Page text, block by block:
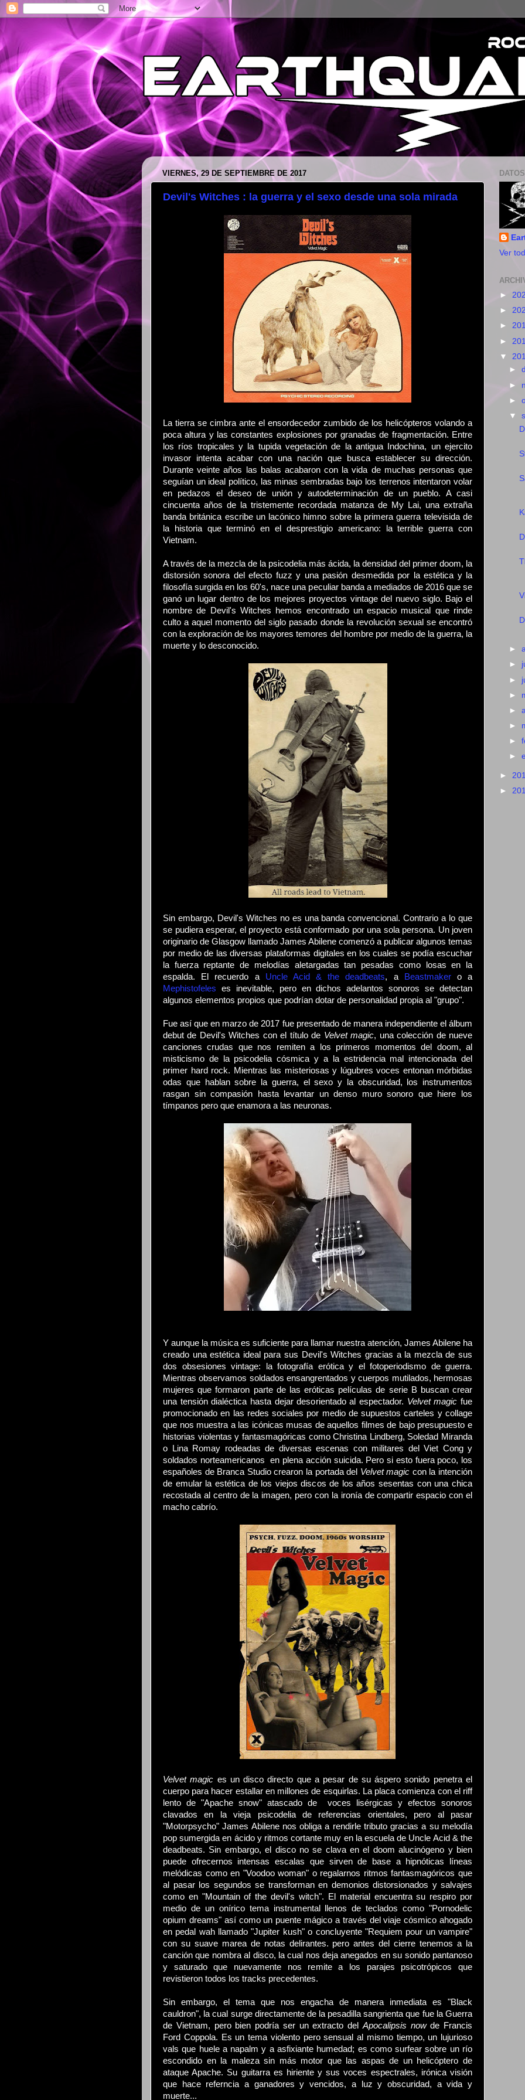
VIERNES, 29 DE SEPTIEMBRE DE 2017
Devil's Witches : la guerra y el sexo desde una sola mirada
La tierra se cimbra ante el ensordecedor zumbido de los helicópteros volando a
poca altura y las constantes explosiones por granadas de fragmentación. Entre
los ríos tropicales y la tupida vegetación de la antigua Indochina, un ejercito
invasor intenta acabar con una nación que busca establecer su dirección.
Durante veinte años las balas acabaron con la vida de muchas personas que
seguían un ideal político, las minas sembradas bajo los terrenos intentaron volar
en pedazos el deseo de unión y autodeterminación de un pueblo. A casi
cincuenta años de la tristemente recordada matanza de My Lai, una extraña
banda británica escribe un lacónico himno sobre la primera guerra televisida de
la historia que terminó en el desprestigio americano: la terrible guerra con
Vietnam.
A través de la mezcla de la psicodelia más ácida, la densidad del primer doom, la
distorsión sonora del efecto fuzz y una pasión desmedida por la estética y la
filosofía surgida en los 60's, nace una peculiar banda a mediados de 2016 que se
ganó un lugar dentro de los mejores proyectos vintage del nuevo siglo. Bajo el
nombre de Devil's Witches hemos encontrado un espacio musical que rinde
culto a aquel momento del siglo pasado donde la revolución sexual se encontró
con la exploración de los mayores temores del hombre por medio de la guerra, la
muerte y lo desconocido.
Sin embargo, Devil's Witches no es una banda convencional. Contrario a lo que
se pudiera esperar, el proyecto está conformado por una sola persona. Un joven
originario de Glasgow llamado James Abilene comenzó a publicar algunos temas
por medio de las diversas plataformas digitales en los cuales se podía escuchar
la fuerza reptante de melodías aletargadas tan pesadas como losas en la
espalda. El recuerdo a Uncle Acid & the deadbeats, a Beastmakero a
Mephistofeles es inevitable, pero en dichos adelantos sonoros se detectan
algunos elementos propios que podrían dotar de personalidad propia al "grupo".
Fue así que en marzo de 2017 fue presentado de manera independiente el álbum
debut de Devil's Witches con el título de Velvet magic, una colección de nueve
canciones crudas que nos remiten a los primeros momentos del doom, al
misticismo de la psicodelia cósmica y a la estridencia mal intencionada del
primer hard rock. Mientras las misteriosas y lúgubres voces entonan mórbidas
odas que hablan sobre la guerra, el sexo y la obscuridad, los instrumentos
rasgan sin compasión hasta levantar un denso muro sonoro que hiere los
tímpanos pero que enamora a las neuronas.
Y aunque la música es suficiente para llamar nuestra atención, James Abilene ha
creado una estética ideal para sus Devil's Witches gracias a la mezcla de sus
dos obsesiones vintage: la fotografía erótica y el fotoperiodismo de guerra.
Mientras observamos soldados ensangrentados y cuerpos mutilados, hermosas
mujeres que formaron parte de las eróticas películas de serie B buscan crear
una tensión dialéctica hasta dejar desorientado al espectador. Velvet magicfue
promocionado en las redes sociales por medio de supuestos carteles y collage
que nos muestra a las icónicas musas de aquellos filmes de bajo presupuesto e
historias violentas y fantasmagóricas como Christina Lindberg, Soledad Miranda
o Lina Romay rodeadas de diversas escenas con militares del Viet Cong y
soldados norteamericanos en plena acción suicida. Pero si esto fuera poco, los
españoles de Branca Studio crearon la portada del Velvet magic con la intención
de emular la estética de los viejos discos de los años sesentas con una chica
recostada al centro de la imagen, pero con la ironía de compartir espacio con el
macho cabrío.
Velvet magic es un disco directo que a pesar de su áspero sonido penetra el
cuerpo para hacer estallar en millones de esquirlas. La placa comienza con el riff
lento de "Apache snow" atascado de voces lisérgicas y efectos sonoros
clavados en la vieja psicodelia de referencias orientales, pero al pasar
"Motorpsycho" James Abilene nos obliga a rendirle tributo gracias a su melodía
pop sumergida en ácido y ritmos cortante muy en la escuela de Uncle Acid & the
deadbeats. Sin embargo, el disco no se clava en el doom alucinógeno y bien
puede ofrecernos intensas escalas que sirven de base a hipnóticas líneas
melódicas como en "Voodoo woman" o regalarnos ritmos fantasmagóricos que
al pasar los segundos se transforman en demonios distorsionados y salvajes
como en "Mountain of the devil's witch". El material encuentra su respiro por
medio de un onírico tema instrumental llenos de teclados como "Pornodelic
opium dreams" así como un puente mágico a través del viaje cósmico ahogado
en pedal wah llamado "Jupiter kush" o concluyente "Requiem pour un vampire"
con su suave marea de notas delirantes. pero antes del cierre tenemos a la
canción que nombra al disco, la cual nos deja anegados en su sonido pantanoso
y saturado que nuevamente nos remite a los parajes psicotrópicos que
revistieron todos los tracks precedentes.
Sin embargo, el tema que nos engacha de manera inmediata es "Black
cauldron", la cual surge directamente de la pesadilla sangrienta que fue la Guerra
de Vietnam, pero bien podría ser un extracto del Apocalipsis nowde Francis
Ford Coppola. Es un tema violento pero sensual al mismo tiempo, un lujurioso
vals que huele a napalm y a asfixiante humedad; es como surfear sobre un río
escondido en la maleza sin más motor que las aspas de un helicóptero de
ataque Apache. Su guitarra es hiriente y sus voces espectrales, irónica visión
que hace referncia a ganadores y vencidos, a luz y obscuridad, a vida y
muerte...
Ver
►
►
►
►
▼
►
►
►
▼
►
►
►
►
►
►
►
►
►
►